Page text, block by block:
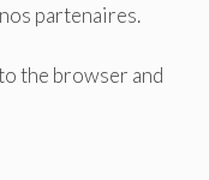
partenaires.
the browser and